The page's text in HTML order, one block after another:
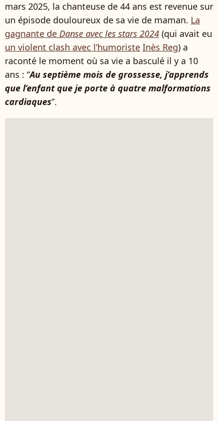
mars 2025, la chanteuse de 44 ans est revenue sur
un épisode douloureux de sa vie de maman. La
gagnante de Danse avec les stars 2024 (qui avait eu
un violent clash avec l’humoriste Inès Reg) a
raconté le moment où sa vie a basculé il y a 10
ans : “Au septième mois de grossesse, j’apprends
que l’enfant que je porte à quatre malformations
cardiaques”.